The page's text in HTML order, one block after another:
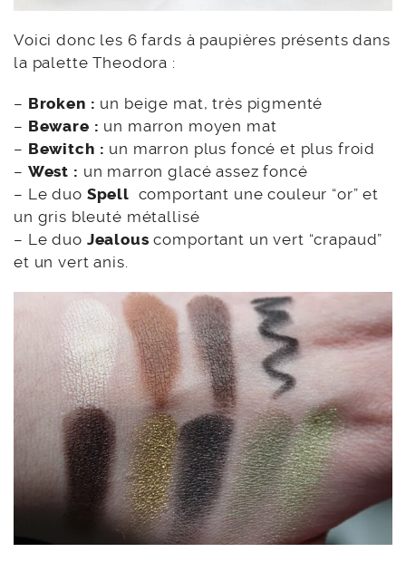
Voici donc les 6 fards à paupières présents dans
la palette Theodora :
– Broken : un beige mat, très pigmenté
– Beware : un marron moyen mat
– Bewitch : un marron plus foncé et plus froid
– West : un marron glacé assez foncé
– Le duo Spell comportant une couleur “or” et
un gris bleuté métallisé
– Le duo Jealous comportant un vert “crapaud”
et un vert anis.